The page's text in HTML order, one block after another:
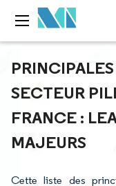
SECTEUR
FRANCE :
MAJEURS
Cette liste des